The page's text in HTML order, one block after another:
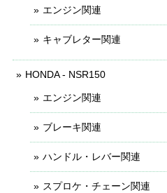
エンジン関連
キャブレター関連
HONDA - NSR150
エンジン関連
ブレーキ関連
ハンドル・レバー関連
スプロケ・チェーン関連